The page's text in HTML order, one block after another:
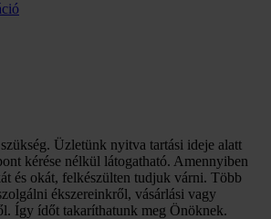
Üzletünk nyitva tartási ideje alatt
kérése nélkül látogatható. Amennyiben
és okát, felkészülten tudjuk várni. Több
ékszereinkről, vásárlási vagy
Így ídőt takaríthatunk meg Önöknek.